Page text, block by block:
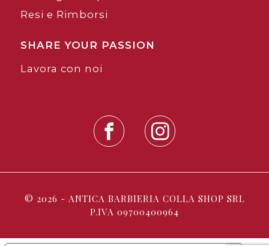
Resi e Rimborsi
SHARE YOUR PASSION
Lavora con noi
© 2026 - ANTICA BARBIERIA COLLA SHOP SRL
P.IVA 09700400964